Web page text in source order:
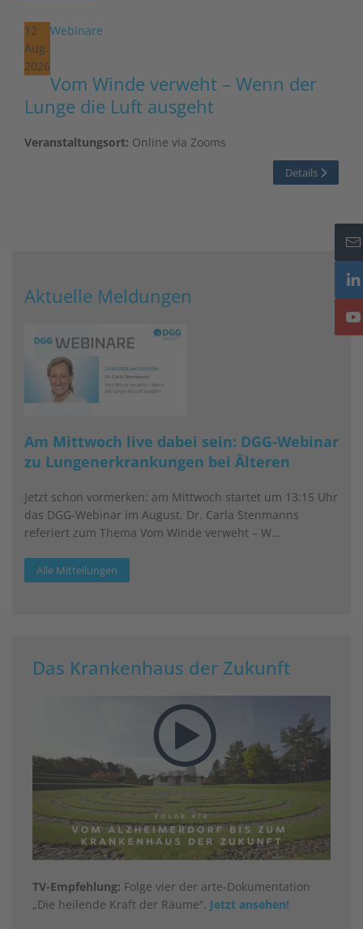
12
Aug.
2026
Webinare
Vom Winde verweht – Wenn der
Lunge die Luft ausgeht
Veranstaltungsort: Online via Zooms
Details
Aktuelle Meldungen
Am Mittwoch live dabei sein: DGG-Webinar
zu Lungenerkrankungen bei Älteren
Jetzt schon vormerken: am Mittwoch startet um 13:15 Uhr
das DGG-Webinar im August. Dr. Carla Stenmanns
referiert zum Thema Vom Winde verweht – W…
Alle Mitteilungen
Das Krankenhaus der Zukunft
TV-Empfehlung: Folge vier der arte-Dokumentation
„Die heilende Kraft der Räume“. Jetzt ansehen!